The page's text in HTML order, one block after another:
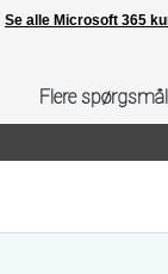
Se alle Microsoft 365
Flere